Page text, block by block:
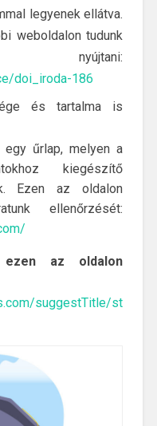
legyenek ellátva.
weboldalon tudunk
nyújtani:
doi_iroda-186
és tartalma is
űrlap, melyen a
kiegészítő
Ezen az oldalon
ellenőrzését:
az oldalon
suggestTitle/st